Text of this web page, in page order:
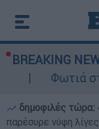
BREAKING
Φωτιά στο
δημοφιλές τώρα:
παρέσυρε νύφη